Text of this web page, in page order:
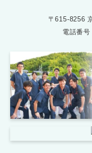
〒615-8256
電話番号